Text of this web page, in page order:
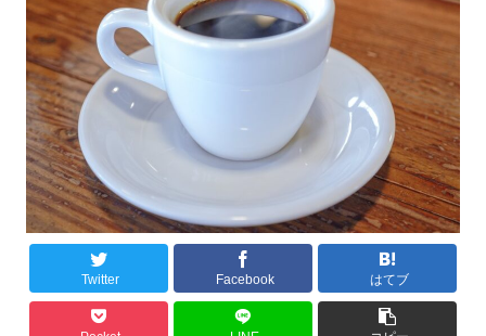
Twitter Facebook はてブ